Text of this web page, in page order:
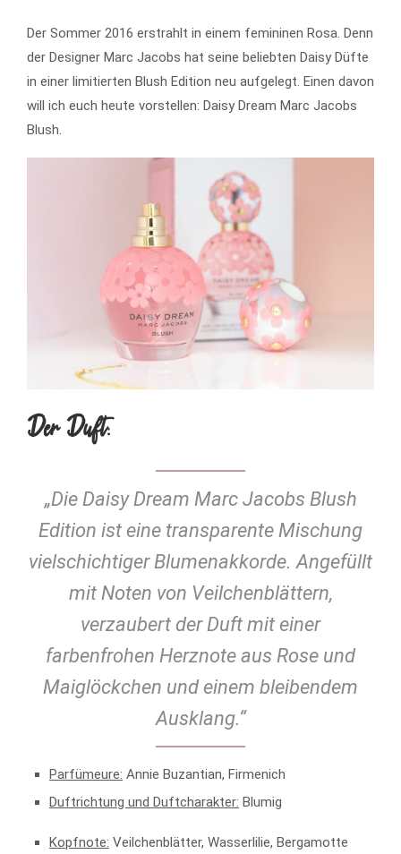
Der Sommer 2016 erstrahlt in einem femininen Rosa. Denn
der Designer Marc Jacobs hat seine beliebten Daisy Düfte
in einer limitierten Blush Edition neu aufgelegt. Einen davon
will ich euch heute vorstellen: Daisy Dream Marc Jacobs
Blush.
Der Duft:
„Die Daisy Dream Marc Jacobs Blush
Edition ist eine transparente Mischung
vielschichtiger Blumenakkorde. Angefüllt
mit Noten von Veilchenblättern,
verzaubert der Duft mit einer
farbenfrohen Herznote aus Rose und
Maiglöckchen und einem bleibendem
Ausklang.“
Parfümeure: Annie Buzantian, Firmenich
Duftrichtung und Duftcharakter: Blumig
Kopfnote: Veilchenblätter, Wasserlilie, Bergamotte